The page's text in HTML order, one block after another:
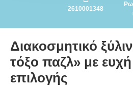
2610001348
Διακοσμητικό
τόξο παζλ» με
επιλογής